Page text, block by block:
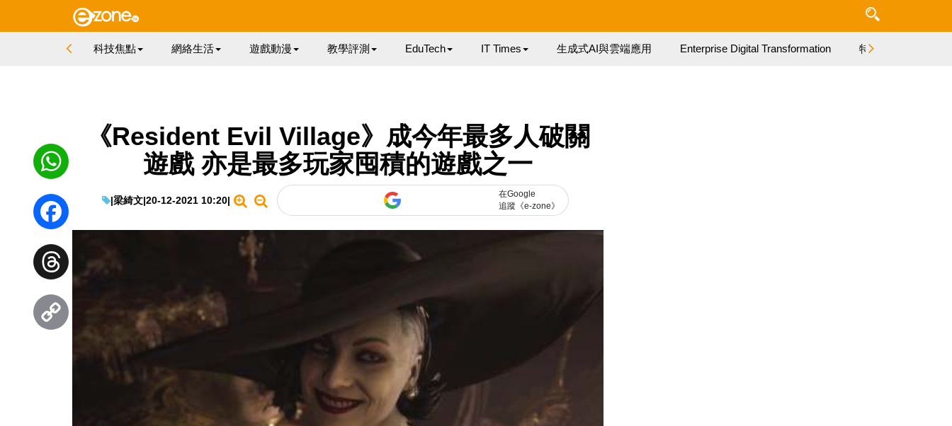
科技焦點 網絡生活 遊戲動漫 教學評測 EduTech IT Times 生成式AI與雲端應用 Enterprise Digital Transformation 特集
《Resident Evil Village》成今年最多人破關
遊戲 亦是最多玩家囤積的遊戲之一
|梁綺文|20-12-2021 10:20|
在Google
追蹤《e-zone》
WhatsApp
Facebook
Threads